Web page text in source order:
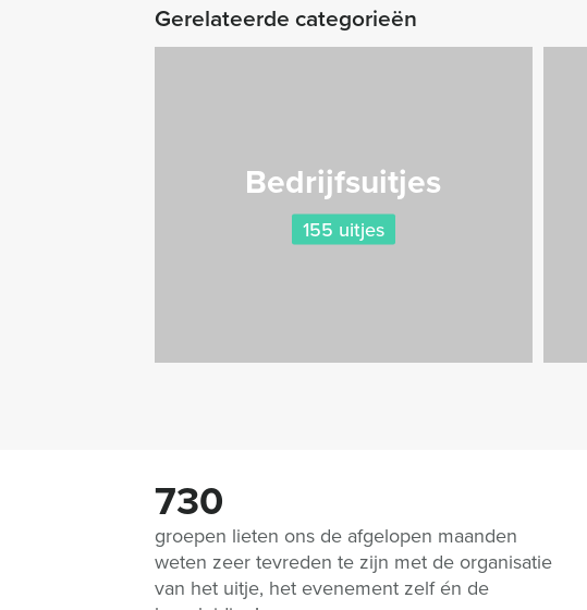
Gerelateerde categorieën
Bedrijfsuitjes
155 uitjes
730
groepen lieten ons de afgelopen maanden
weten zeer tevreden te zijn met de organisatie
van het uitje, het evenement zelf én de